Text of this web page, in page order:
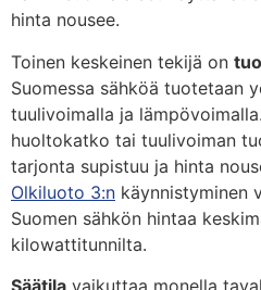
hinta nousee.
Toinen keskeinen tekijä on
Suomessa sähköä tuotetaan
tuulivoimalla ja
huoltokatko tai tuulivoiman
tarjonta supistuu ja hinta
Olkiluoto 3:n käynnistyminen
Suomen sähkön hintaa
kilowattitunnilta.